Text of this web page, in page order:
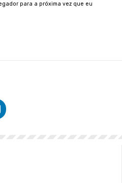
para a próxima vez que eu